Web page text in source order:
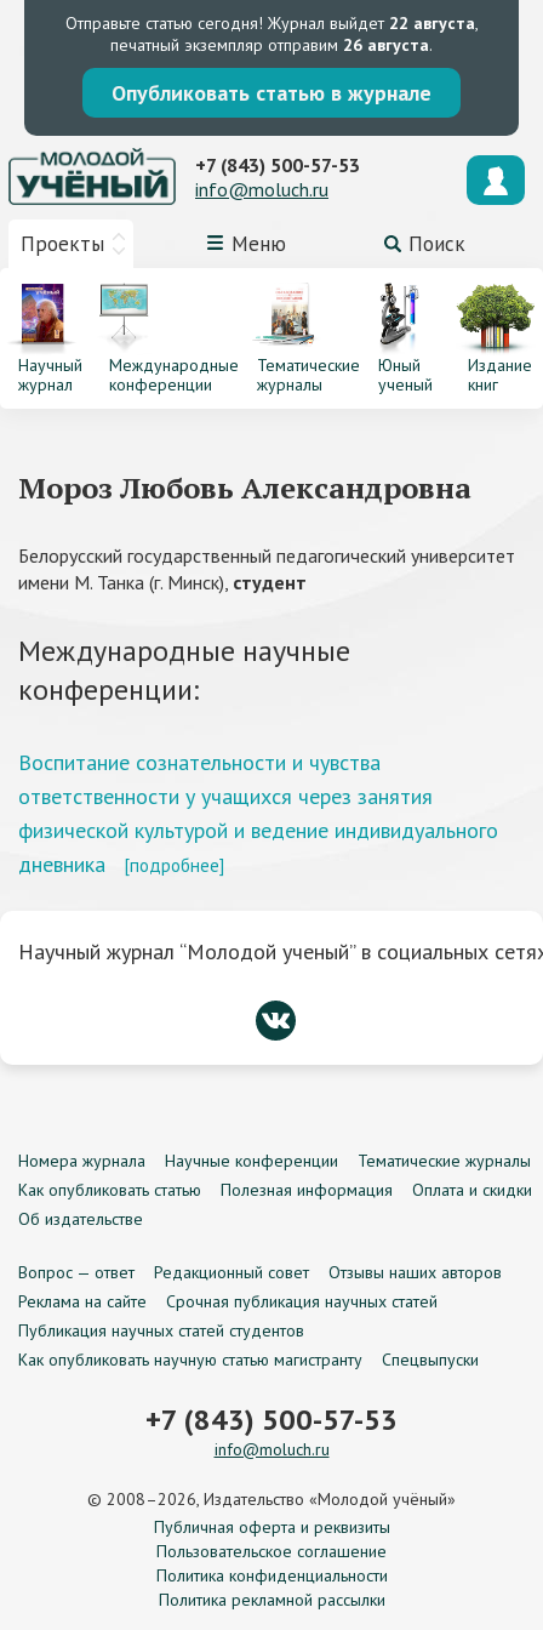
Отправьте статью сегодня! Журнал выйдет 22 августа,
печатный экземпляр отправим 26 августа.
Опубликовать статью в журнале
Проекты Меню Поиск
+7 (843) 500-57-53
info@moluch.ru
Научный
журнал
Международные
конференции
Тематические
журналы
Юный
ученый
Издание
книг
Мороз Любовь Александровна
Белорусский государственный педагогический университет
имени М. Танка (г. Минск), студент
Международные научные
конференции:
Воспитание сознательности и чувства
ответственности у учащихся через занятия
физической культурой и ведение индивидуального
дневника
[подробнее]
Научный журнал “Молодой ученый” в социальных
Номера журнала Научные конференции
Тематические журналы
Как опубликовать статью
Полезная информация
Оплата и скидки
Об издательстве
Вопрос — ответ Редакционный совет
Отзывы наших авторов
Реклама на сайте
Срочная публикация научных статей
Публикация научных статей студентов
Как опубликовать научную статью магистранту
Спецвыпуски
+7 (843) 500-57-53
info@moluch.ru
© 2008–2026, Издательство «Молодой учёный»
Публичная оферта и реквизиты
Пользовательское соглашение
Политика конфиденциальности
Политика рекламной рассылки